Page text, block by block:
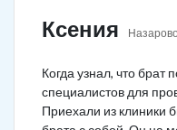
Ксения Назарово
Когда узнал, что брат
специалистов для
Приехали из клиники